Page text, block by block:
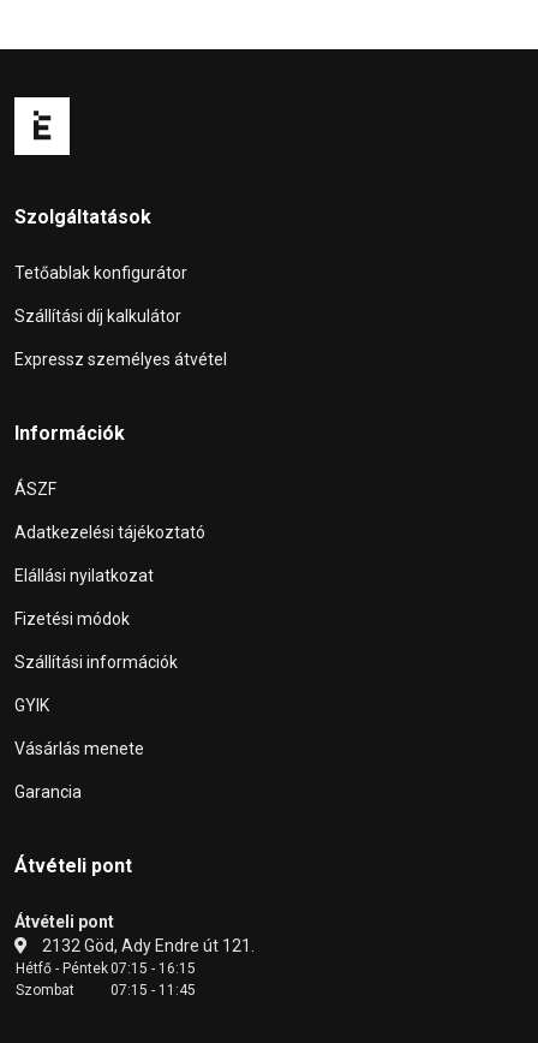
Szolgáltatások
Tetőablak konfigurátor
Szállítási díj kalkulátor
Expressz személyes átvétel
Információk
ÁSZF
Adatkezelési tájékoztató
Elállási nyilatkozat
Fizetési módok
Szállítási információk
GYIK
Vásárlás menete
Garancia
Átvételi pont
Átvételi pont
2132 Göd, Ady Endre út 121.
Hétfő - Péntek07:15 - 16:15
Szombat
07:15 - 11:45